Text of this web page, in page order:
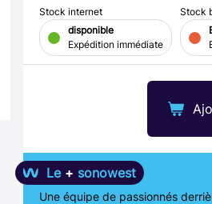
Stock internet
disponible
Expédition immédiate
Stock
Le + sonowest
Une équipe de passionnés